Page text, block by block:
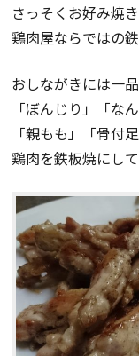
さっそくお好み焼
鶏肉屋ならではの
おしながきには一
「ぼんじり」「な
「親もも」「骨付
鶏肉を鉄板焼にして